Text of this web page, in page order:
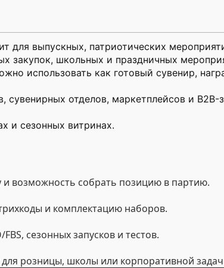
для выпускных, патриотических
закупок, школьных и праздничных
использовать как готовый сувенир,
отделов, маркетплейсов и B2B-
и сезонных витринах.
возможность собрать позицию в партию.
и комплектацию наборов.
сезонных запусков и тестов.
для розницы, школы или корпоративной